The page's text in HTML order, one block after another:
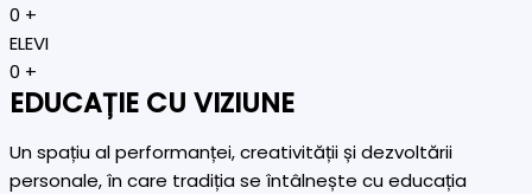
0 +
ELEVI
0 +
EDUCAȚIE CU VIZIUNE
Un spațiu al performanței, creativității și dezvoltării
personale, în care tradiția se întâlnește cu educația